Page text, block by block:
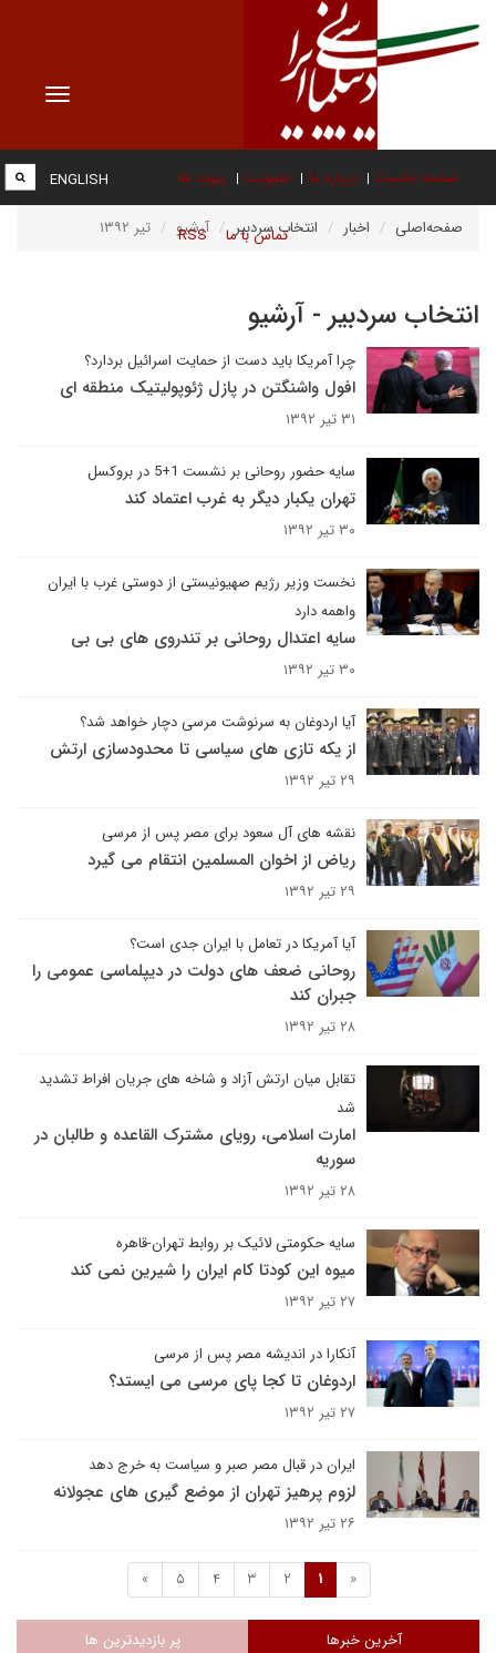
Toggle
صفحه نخست درباره ما عضویت پیوند ها
تماس با ما RSS
ENGLISH
صفحه‌اصلی اخبار انتخاب سردبیر آرشیو تیر ۱۳۹۲
انتخاب سردبیر - آرشیو
چرا آمریکا باید دست از حمایت اسرائیل بردارد؟
افول واشنگتن در پازل ژئوپولیتیک منطقه ای
۳۱ تیر ۱۳۹۲
سایه حضور روحانی بر نشست 1+5 در بروکسل
تهران یکبار دیگر به غرب اعتماد کند
۳۰ تیر ۱۳۹۲
نخست وزیر رژیم صهیونیستی از دوستی غرب با ایران
واهمه دارد
سایه اعتدال روحانی بر تندروی های بی بی
۳۰ تیر ۱۳۹۲
آیا اردوغان به سرنوشت مرسی دچار خواهد شد؟
از یکه تازی های سیاسی تا محدودسازی ارتش
۲۹ تیر ۱۳۹۲
نقشه های آل سعود برای مصر پس از مرسی
ریاض از اخوان المسلمین انتقام می گیرد
۲۹ تیر ۱۳۹۲
آیا آمریکا در تعامل با ایران جدی است؟
روحانی ضعف های دولت در دیپلماسی عمومی را
جبران کند
۲۸ تیر ۱۳۹۲
تقابل میان ارتش آزاد و شاخه های جریان افراط تشدید
شد
امارت اسلامی، رویای مشترک القاعده و طالبان در
سوریه
۲۸ تیر ۱۳۹۲
سایه حکومتی لائیک بر روابط تهران-قاهره
میوه این کودتا کام ایران را شیرین نمی کند
۲۷ تیر ۱۳۹۲
آنکارا در اندیشه مصر پس از مرسی
اردوغان تا کجا پای مرسی می ایستد؟
۲۷ تیر ۱۳۹۲
ایران در قبال مصر صبر و سیاست به خرج دهد
لزوم پرهیز تهران از موضع گیری های عجولانه
۲۶ تیر ۱۳۹۲
«
1
2
3
4
5
»
آخرین خبرها پر بازدیدترین ها